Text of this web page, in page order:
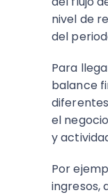
nivel de
del
Para
balance
el
y
Por
ingresos,